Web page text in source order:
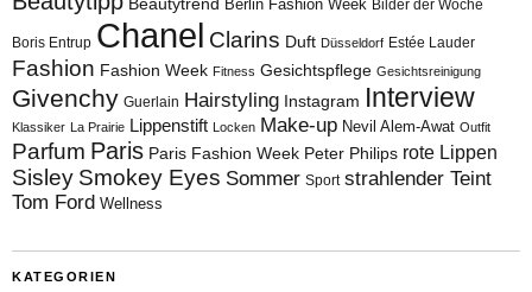
Beautytrend Berlin Fashion Week Bilder der Woche
Boris Entrup Chanel Clarins Duft Düsseldorf Estée Lauder
Fashion Fashion Week Fitness Gesichtspflege Gesichtsreinigung
Givenchy Guerlain Hairstyling Instagram Interview
Klassiker La Prairie Lippenstift Locken Make-up Nevil Alem-Awat Outfit
Parfum Paris Paris Fashion Week Peter Philips rote Lippen
Sisley Smokey Eyes Sommer Sport strahlender Teint
Tom Ford Wellness
KATEGORIEN